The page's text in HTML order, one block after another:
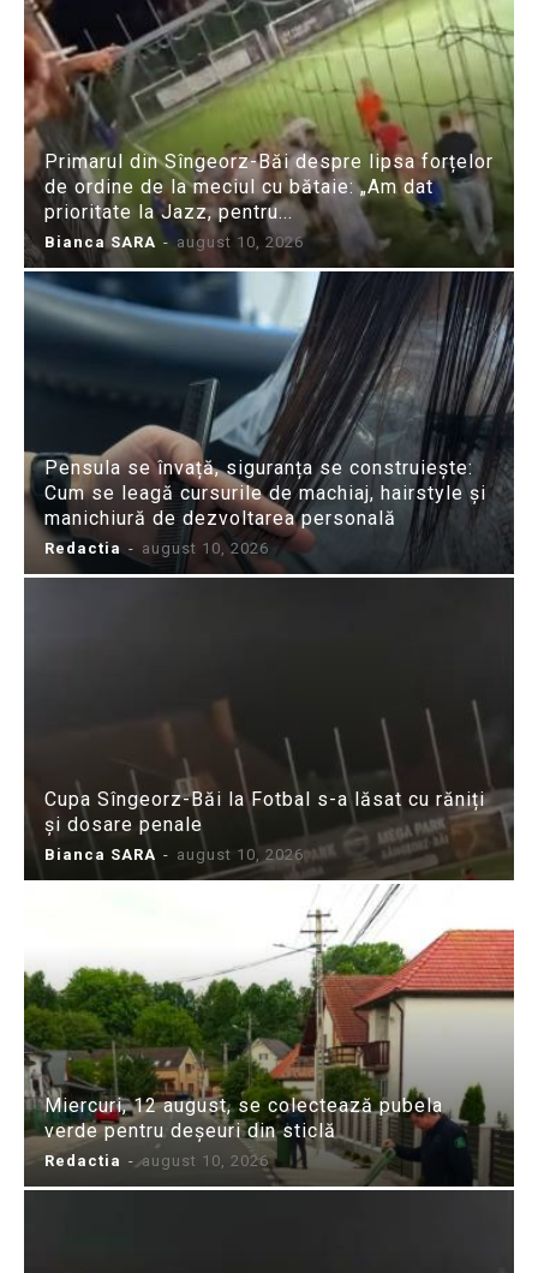
Primarul din Sîngeorz-Băi despre lipsa forțelor
de ordine de la meciul cu bătaie: „Am dat
prioritate la Jazz, pentru...
Bianca SARA - august 10, 2026
Pensula se învață, siguranța se construiește:
Cum se leagă cursurile de machiaj, hairstyle și
manichiură de dezvoltarea personală
Redactia - august 10, 2026
Cupa Sîngeorz-Băi la Fotbal s-a lăsat cu răniți
și dosare penale
Bianca SARA - august 10, 2026
Miercuri, 12 august, se colectează pubela
verde pentru deșeuri din sticlă
Redactia - august 10, 2026